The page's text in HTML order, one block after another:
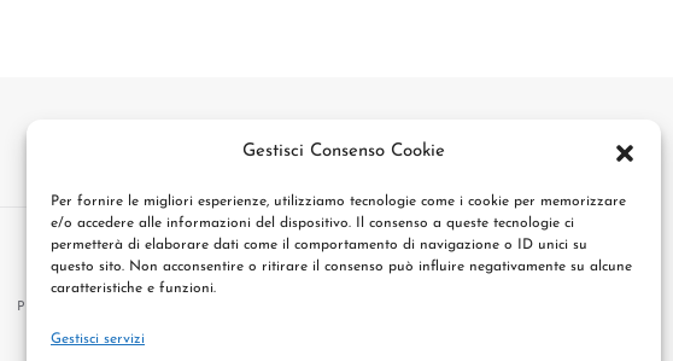
Gestisci Consenso Cookie
Per fornire le migliori esperienze, utilizziamo tecnologie come i cookie per memorizzare
e/o accedere alle informazioni del dispositivo. Il consenso a queste tecnologie ci
permetterà di elaborare dati come il comportamento di navigazione o ID unici su
questo sito. Non acconsentire o ritirare il consenso può influire negativamente su alcune
caratteristiche e funzioni.
Gestisci servizi
P.I.F.